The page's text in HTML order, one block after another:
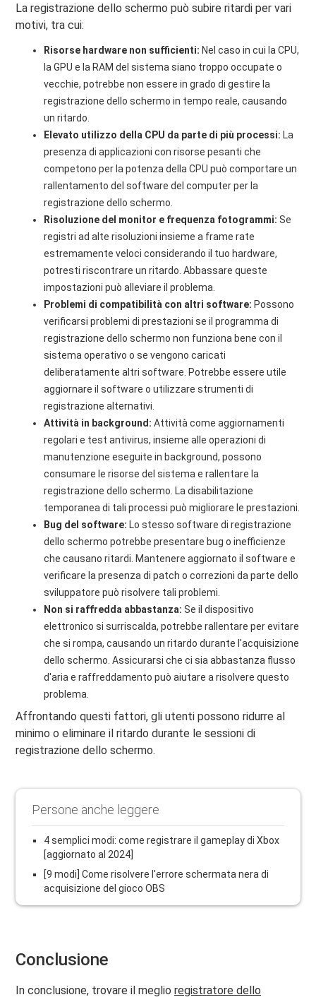
La registrazione dello schermo può subire ritardi per vari
motivi, tra cui:
Risorse hardware non sufficienti: Nel caso in cui la CPU,
la GPU e la RAM del sistema siano troppo occupate o
vecchie, potrebbe non essere in grado di gestire la
registrazione dello schermo in tempo reale, causando
un ritardo.
Elevato utilizzo della CPU da parte di più processi: La
presenza di applicazioni con risorse pesanti che
competono per la potenza della CPU può comportare un
rallentamento del software del computer per la
registrazione dello schermo.
Risoluzione del monitor e frequenza fotogrammi: Se
registri ad alte risoluzioni insieme a frame rate
estremamente veloci considerando il tuo hardware,
potresti riscontrare un ritardo. Abbassare queste
impostazioni può alleviare il problema.
Problemi di compatibilità con altri software: Possono
verificarsi problemi di prestazioni se il programma di
registrazione dello schermo non funziona bene con il
sistema operativo o se vengono caricati
deliberatamente altri software. Potrebbe essere utile
aggiornare il software o utilizzare strumenti di
registrazione alternativi.
Attività in background: Attività come aggiornamenti
regolari e test antivirus, insieme alle operazioni di
manutenzione eseguite in background, possono
consumare le risorse del sistema e rallentare la
registrazione dello schermo. La disabilitazione
temporanea di tali processi può migliorare le prestazioni.
Bug del software: Lo stesso software di registrazione
dello schermo potrebbe presentare bug o inefficienze
che causano ritardi. Mantenere aggiornato il software e
verificare la presenza di patch o correzioni da parte dello
sviluppatore può risolvere tali problemi.
Non si raffredda abbastanza: Se il dispositivo
elettronico si surriscalda, potrebbe rallentare per evitare
che si rompa, causando un ritardo durante l'acquisizione
dello schermo. Assicurarsi che ci sia abbastanza flusso
d'aria e raffreddamento può aiutare a risolvere questo
problema.
Affrontando questi fattori, gli utenti possono ridurre al
minimo o eliminare il ritardo durante le sessioni di
registrazione dello schermo.
Persone anche leggere
4 semplici modi: come registrare il gameplay di Xbox
[aggiornato al 2024]
[9 modi] Come risolvere l'errore schermata nera di
acquisizione del gioco OBS
Conclusione
In conclusione, trovare il meglioregistratore dello